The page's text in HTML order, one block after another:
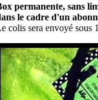
permanente, sans
le cadre d'un
colis sera envoyé sous